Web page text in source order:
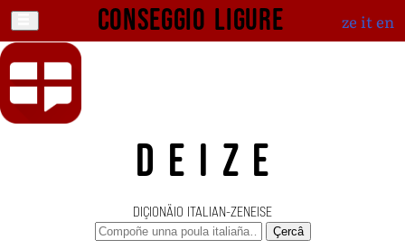
Conseggio ligure ze iten
DEIZE
DIÇIONÄIO ITALIAN-ZENEISE
Çercâ